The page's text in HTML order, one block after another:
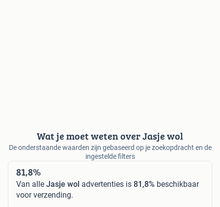
Wat je moet weten over Jasje wol
De onderstaande waarden zijn gebaseerd op je zoekopdracht en de
ingestelde filters
81,8%
Van alle Jasje wol advertenties is 81,8% beschikbaar
voor verzending.